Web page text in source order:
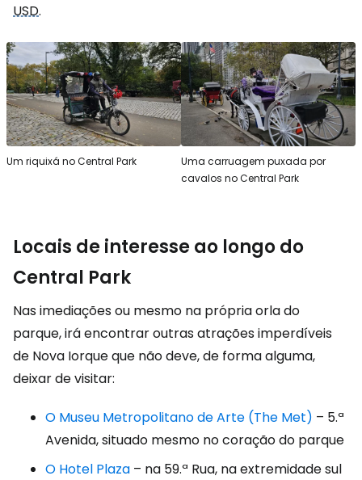
USD.
Um riquixá no Central Park
Uma carruagem puxada por
cavalos no Central Park
Locais de interesse ao longo do
Central Park
Nas imediações ou mesmo na própria orla do
parque, irá encontrar outras atrações imperdíveis
de Nova Iorque que não deve, de forma alguma,
deixar de visitar:
O Museu Metropolitano de Arte (The Met) – 5.ª
Avenida, situado mesmo no coração do parque
O Hotel Plaza – na 59.ª Rua, na extremidade sul